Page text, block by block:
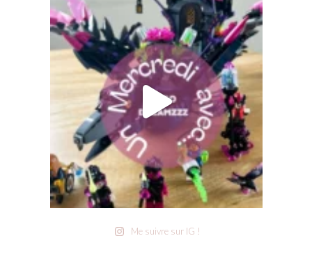
Me suivre sur IG !